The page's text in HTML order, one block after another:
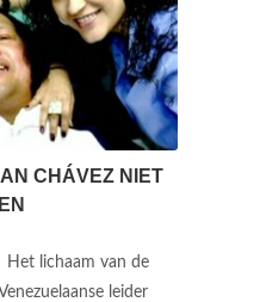
CHÁVEZ NIET
Het lichaam van de
leider